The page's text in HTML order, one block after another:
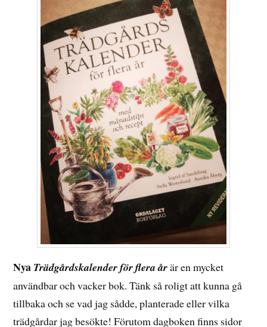
Nya Trädgårdskalender för flera årär en mycket
användbar och vacker bok. Tänk så roligt att kunna gå
tillbaka och se vad jag sådde, planterade eller vilka
trädgårdar jag besökte! Förutom dagboken finns sidor